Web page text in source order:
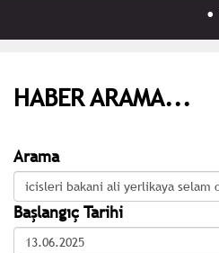
•
HABER ARAMA...
Arama
Başlangıç Tarihi